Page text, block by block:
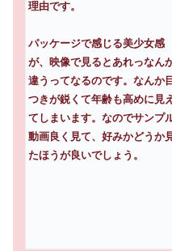
理由です。
パッケージで感じる美少女感
が、映像で見るとあれっなん
違うってなるのです。なんか
つきが鋭くて年齢も高めに見え
てしまいます。なのでサンプ
動画良く見て、好みかどうか
たほうが良いでしょう。